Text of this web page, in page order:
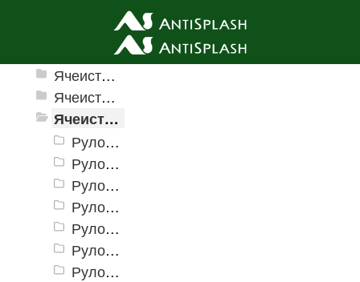
Ячеистые грязезащитные покрытия
Ячеистые грязезащитные покрытия «Домино»
Ячеистое модульное покрытие «Прима» (Антикаблук)
Ячеистые грязезащитные покрытия «Змейка» (Zig-Zag)
Рулонное покрытие «Змейка» 0,9 х 15 м (h = 4 мм)
Рулонное покрытие «Змейка» 1,2 х 15 м (h = 4 мм)
Рулонное покрытие «Змейка» 0,9 х 10 м (h = 5 мм)
Рулонное покрытие «Змейка» 0,9 х 15 м (h = 5мм)
Рулонное покрытие «Змейка» 1,2 х 15 м (h = 5 мм)
Рулонное покрытие «Змейка» 0,9 х 10 м (h = 8 мм)
Рулонное покрытие «Змейка» 0,9 х 12 м (h = 8 мм)